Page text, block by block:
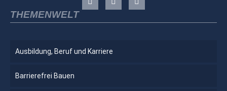
THEMENWELT
Ausbildung, Beruf und Karriere
Barrierefrei Bauen